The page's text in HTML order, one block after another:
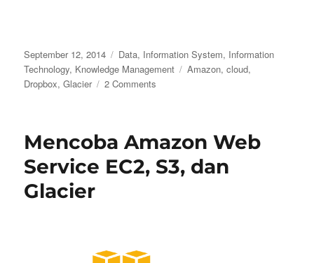
Posted
on
September 12, 2014 Categories
Data, Information System, Information
Technology, Knowledge Management Tags
Amazon,cloud,
Dropbox,Glacier 2 Comments
Amazon
Glacier
Mencoba Amazon Web
Service EC2, S3, dan
Glacier